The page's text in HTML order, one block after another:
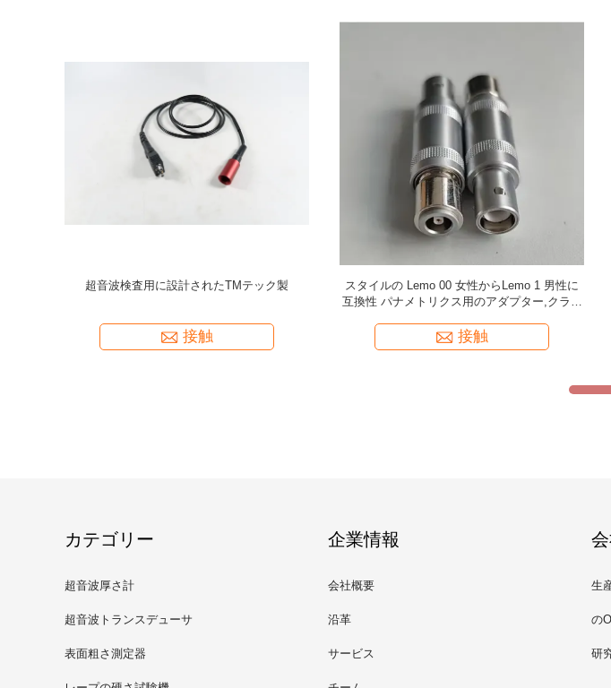
新しいナイロン保護UTケーブル/超音波ケーブ
接触
スタイルLemo 01～90度Lemo 00超音波ケーブ
ル、UT探傷器用
接触
カテゴリー
超音波厚さ計
超音波トランスデューサ
表面粗さ測定器
企業情報
会社概要
沿革
サービス
生
の
研